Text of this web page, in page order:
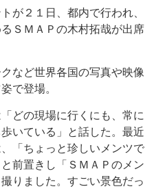
が２１日、都内で行われ、
ＳＭＡＰの木村拓哉が出席
など世界各国の写真や映像
で登場。
どの現場に行くにも、常に
いている」と話した。最近
「ちょっと珍しいメンツで
前置きし「ＳＭＡＰのメン
りました。すごい景色だっ